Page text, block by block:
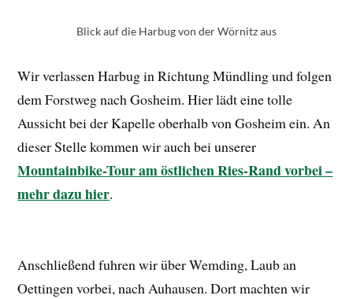
Blick auf die Harbug von der Wörnitz aus
Wir verlassen Harbug in Richtung Mündling und folgen
dem Forstweg nach Gosheim. Hier lädt eine tolle
Aussicht bei der Kapelle oberhalb von Gosheim ein. An
dieser Stelle kommen wir auch bei unserer
Mountainbike-Tour am östlichen Ries-Rand vorbei –
mehr dazu hier.
Anschließend fuhren wir über Wemding, Laub an
Oettingen vorbei, nach Auhausen. Dort machten wir